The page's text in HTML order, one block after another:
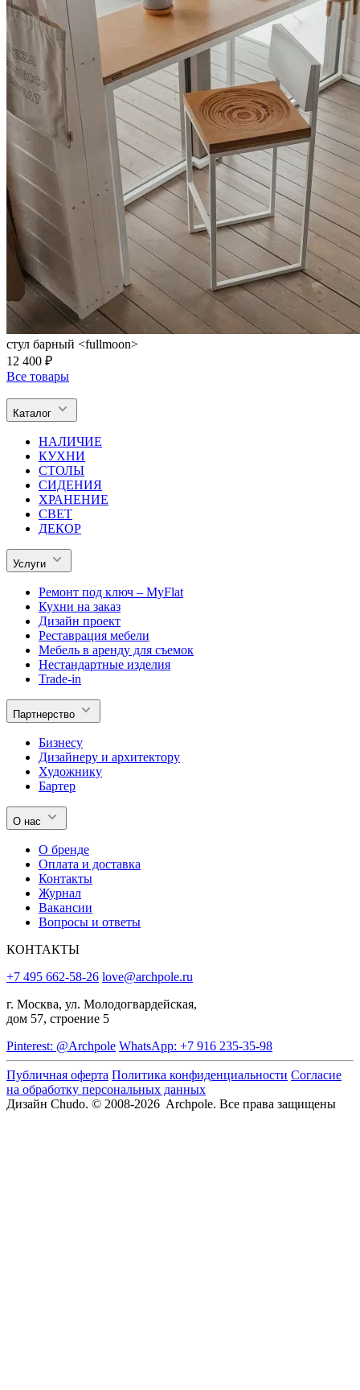
стул барный <fullmoon>
12 400 ₽
Все товары
Каталог
НАЛИЧИЕ
КУХНИ
СТОЛЫ
СИДЕНИЯ
ХРАНЕНИЕ
СВЕТ
ДЕКОР
Услуги
Ремонт под ключ – MyFlat
Кухни на заказ
Дизайн проект
Реставрация мебели
Мебель в аренду для съемок
Нестандартные изделия
Trade-in
Партнерство
Бизнесу
Дизайнеру и архитектору
Художнику
Бартер
О нас
О бренде
Оплата и доставка
Контакты
Журнал
Вакансии
Вопросы и ответы
КОНТАКТЫ
+7 495 662-58-26 love@archpole.ru
г. Москва, ул. Молодогвардейская,
дом 57, строение 5
Pinterest: @Archpole WhatsApp: +7 916 235-35-98
Публичная оферта Политика конфиденциальности Согласие
на обработку персональных данных
Дизайн Chudo. © 2008-2026 Archpole. Все права защищены